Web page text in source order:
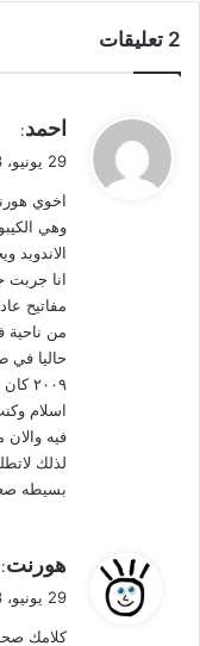
‫2 تعليقات
ي
ل
احمد:
29 يونيو، 2013 الساعة 1:07 ص
اخوي
وهي
الاندويد
انا جربت
مفاتيح
من ناحية
حاليا في
اسلام
فيه والان
لذلك
بسيطه
ل
هورنت:
29 يونيو، 2013 الساعة 1:16 ص
كلامك